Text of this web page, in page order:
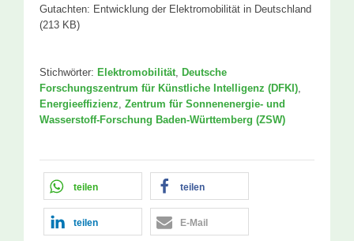
Gutachten: Entwicklung der Elektromobilität in Deutschland
(213 KB)
Stichwörter: Elektromobilität, Deutsche
Forschungszentrum für Künstliche Intelligenz (DFKI),
Energieeffizienz, Zentrum für Sonnenenergie- und
Wasserstoff-Forschung Baden-Württemberg (ZSW)
teilen teilen
teilen E-Mail